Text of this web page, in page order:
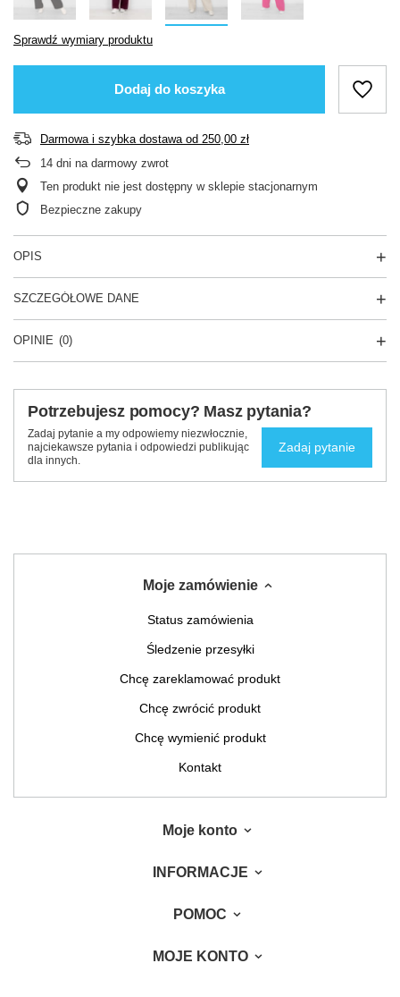
Sprawdź wymiary produktu
Dodaj do koszyka
Darmowa i szybka dostawa od 250,00 zł
14 dni na darmowy zwrot
Ten produkt nie jest dostępny w sklepie stacjonarnym
Bezpieczne zakupy
OPIS
SZCZEGÓŁOWE DANE
OPINIE (0)
Potrzebujesz pomocy? Masz pytania?
Zadaj pytanie a my odpowiemy niezwłocznie,
najciekawsze pytania i odpowiedzi publikując
dla innych.
Zadaj pytanie
Moje zamówienie
Status zamówienia
Śledzenie przesyłki
Chcę zareklamować produkt
Chcę zwrócić produkt
Chcę wymienić produkt
Kontakt
Moje konto
INFORMACJE
POMOC
MOJE KONTO